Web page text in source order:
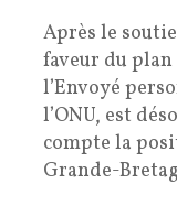
Après le
faveur du
l’Envoyé
l’ONU, est
compte la
Grande-